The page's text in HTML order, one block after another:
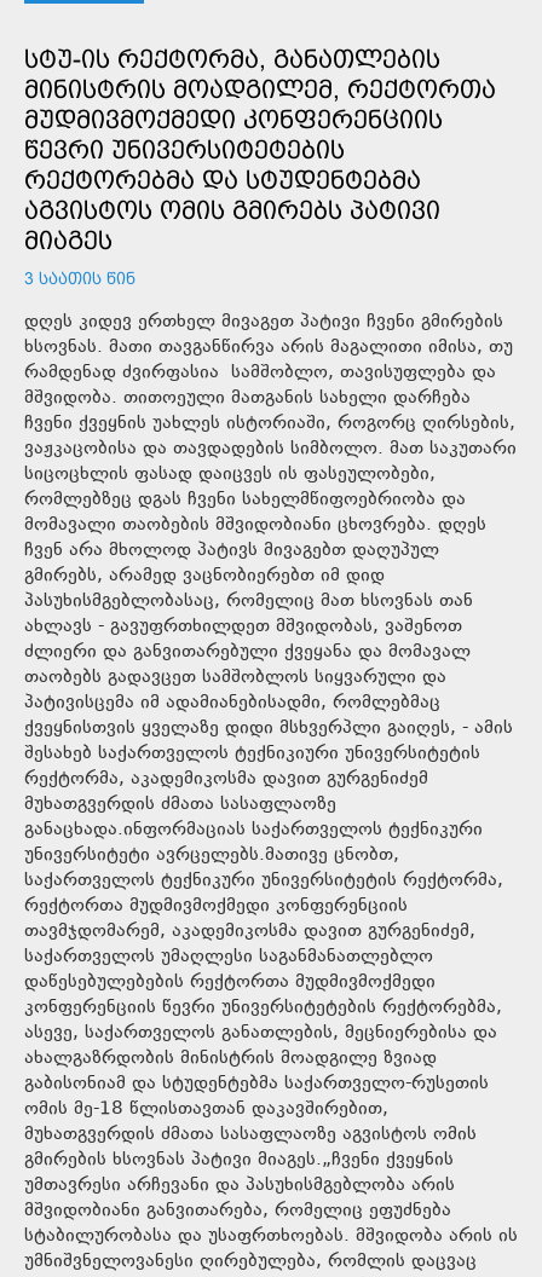
ᲡᲢᲣ-ᲘᲡ ᲠᲔᲥᲢᲝᲠᲛᲐ, ᲒᲐᲜᲐᲗᲚᲔᲑᲘᲡ
ᲛᲘᲜᲘᲡᲢᲠᲘᲡ ᲛᲝᲐᲓᲒᲘᲚᲔᲛ, ᲠᲔᲥᲢᲝᲠᲗᲐ
ᲛᲣᲓᲛᲘᲕᲛᲝᲥᲛᲔᲓᲘ ᲙᲝᲜᲤᲔᲠᲔᲜᲪᲘᲘᲡ
ᲬᲔᲕᲠᲘ ᲣᲜᲘᲕᲔᲠᲡᲘᲢᲔᲢᲔᲑᲘᲡ
ᲠᲔᲥᲢᲝᲠᲔᲑᲛᲐ ᲓᲐ ᲡᲢᲣᲓᲔᲜᲢᲔᲑᲛᲐ
ᲐᲒᲕᲘᲡᲢᲝᲡ ᲝᲛᲘᲡ ᲒᲛᲘᲠᲔᲑᲡ ᲞᲐᲢᲘᲕᲘ
ᲛᲘᲐᲒᲔᲡ
3 ᲡᲐᲐᲗᲘᲡ ᲬᲘᲜ
დღეს კიდევ ერთხელ მივაგეთ პატივი ჩვენი გმირების
ხსოვნას. მათი თავგანწირვა არის მაგალითი იმისა, თუ
რამდენად ძვირფასია სამშობლო, თავისუფლება და
მშვიდობა. თითოეული მათგანის სახელი დარჩება
ჩვენი ქვეყნის უახლეს ისტორიაში, როგორც ღირსების,
ვაჟკაცობისა და თავდადების სიმბოლო. მათ საკუთარი
სიცოცხლის ფასად დაიცვეს ის ფასეულობები,
რომლებზეც დგას ჩვენი სახელმწიფოებრიობა და
მომავალი თაობების მშვიდობიანი ცხოვრება. დღეს
ჩვენ არა მხოლოდ პატივს მივაგებთ დაღუპულ
გმირებს, არამედ ვაცნობიერებთ იმ დიდ
პასუხისმგებლობასაც, რომელიც მათ ხსოვნას თან
ახლავს - გავუფრთხილდეთ მშვიდობას, ვაშენოთ
ძლიერი და განვითარებული ქვეყანა და მომავალ
თაობებს გადავცეთ სამშობლოს სიყვარული და
პატივისცემა იმ ადამიანებისადმი, რომლებმაც
ქვეყნისთვის ყველაზე დიდი მსხვერპლი გაიღეს, - ამის
შესახებ საქართველოს ტექნიკიური უნივერსიტეტის
რექტორმა, აკადემიკოსმა დავით გურგენიძემ
მუხათგვერდის ძმათა სასაფლაოზე
განაცხადა.ინფორმაციას საქართველოს ტექნიკური
უნივერსიტეტი ავრცელებს.მათივე ცნობთ,
საქართველოს ტექნიკური უნივერსიტეტის რექტორმა,
რექტორთა მუდმივმოქმედი კონფერენციის
თავმჯდომარემ, აკადემიკოსმა დავით გურგენიძემ,
საქართველოს უმაღლესი საგანმანათლებლო
დაწესებულებების რექტორთა მუდმივმოქმედი
კონფერენციის წევრი უნივერსიტეტების რექტორებმა,
ასევე, საქართველოს განათლების, მეცნიერებისა და
ახალგაზრდობის მინისტრის მოადგილე ზვიად
გაბისონიამ და სტუდენტებმა საქართველო-რუსეთის
ომის მე-18 წლისთავთან დაკავშირებით,
მუხათგვერდის ძმათა სასაფლაოზე აგვისტოს ომის
გმირების ხსოვნას პატივი მიაგეს.„ჩვენი ქვეყნის
უმთავრესი არჩევანი და პასუხისმგებლობა არის
მშვიდობიანი განვითარება, რომელიც ეფუძნება
სტაბილურობასა და უსაფრთხოებას. მშვიდობა არის ის
უმნიშვნელოვანესი ღირებულება, რომლის დაცვაც